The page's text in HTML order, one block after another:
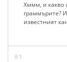
Хммм, и какво
граммърите?
известният
#1